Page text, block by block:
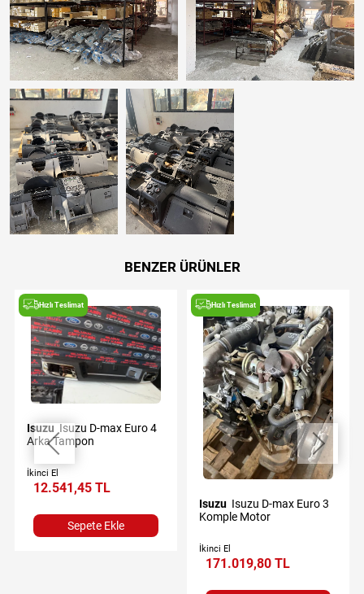
BENZER ÜRÜNLER
Hızlı Teslimat
Isuzu
Arka Tampon
İkinci El
12.541,45 TL
Sepete Ekle
Hızlı Teslimat
Isuzu
Komple Motor
İkinci El
171.019,80 TL